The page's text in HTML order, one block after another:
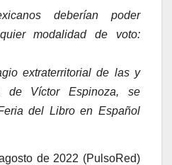
deberían poder
modalidad de voto:
extraterritorial de las y
de Víctor Espinoza, se
del Libro en Español
de 2022 (PulsoRed)